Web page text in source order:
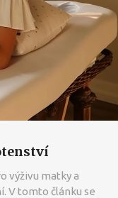
výživu matky a
V tomto článku se